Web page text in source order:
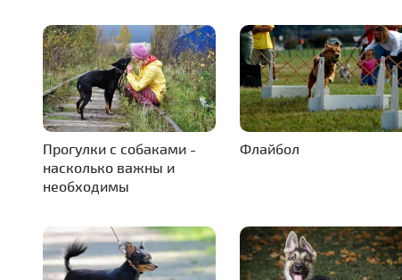
Прогулки с собаками -
насколько важны и
необходимы
Флайбол